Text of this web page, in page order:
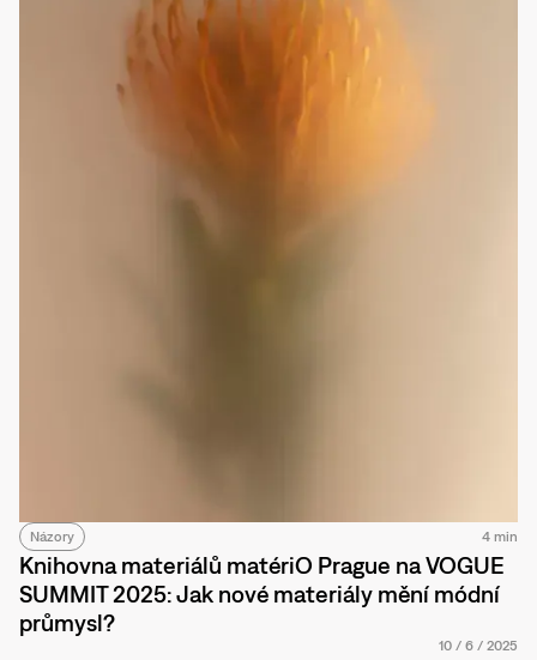
Názory 4 min
Knihovna materiálů matériO Prague na VOGUE
SUMMIT 2025: Jak nové materiály mění módní
průmysl?
10 / 6 / 2025